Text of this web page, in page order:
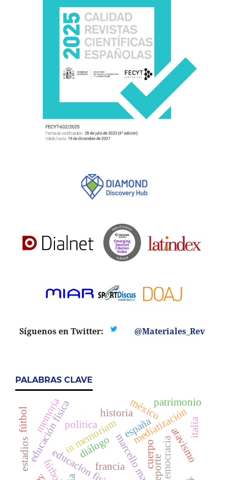
Síguenos en Twitter: @Materiales_Rev
PALABRAS CLAVE
in memoriam
politica
deporte
educación física democracia
educacion fisica
mediatización
españa
francia
méxico
diálogo
historia
cuerpo atavismo
estadios
memoria patrimonio
italia
fútbol
fútbol